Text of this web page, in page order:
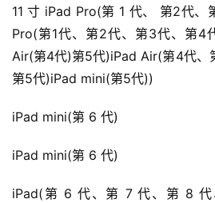
11 寸 iPad Pro(第 1 代、 第2代、
Pro(第1代、第2代、第3代、第4
Air(第4代)第5代)iPad Air(第4代、
第5代)iPad mini(第5代))
iPad mini(第 6 代)
iPad mini(第 6 代)
iPad(第 6 代、第 7 代、第 8